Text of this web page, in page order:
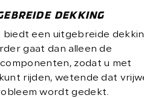
DEKKING
biedt een uitgebreide
gaat dan alleen de
zodat u met
rijden, wetende dat
wordt gedekt.